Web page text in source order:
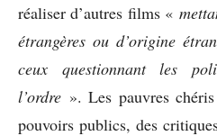
réaliser d’autres films «
étrangères ou d’origine
ceux questionnant les
l’ordre ». Les pauvres
pouvoirs publics, des